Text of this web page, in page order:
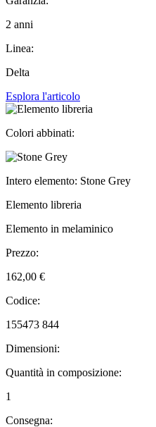
2 anni
Linea:
Delta
Esplora l'articolo
Colori abbinati:
Intero elemento: Stone Grey
Elemento libreria
Elemento in melaminico
Prezzo:
162,00 €
Codice:
155473 844
Dimensioni:
Quantità in composizione:
1
Consegna: